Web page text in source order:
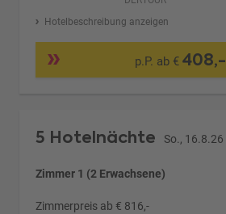
Hotelbeschreibung anzeigen
p.P. ab €408,-
5 Hotelnächte So., 16.8.26
Zimmer 1 (2 Erwachsene)
Zimmerpreis ab € 816,-